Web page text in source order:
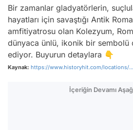
Bir zamanlar gladyatörlerin,
hayatları için savaştığı Antik
amfitiyatrosu olan Kolezyum,
dünyaca ünlü, ikonik bir sembolü
ediyor. Buyurun detaylara 👇
Kaynak: https://www.historyhit.com/locations/...
İçeriğin Devamı